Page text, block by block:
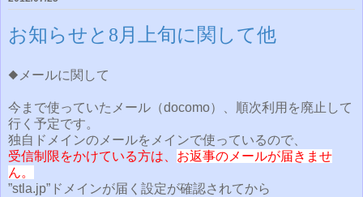
お知らせと8月上旬に関して他
◆メールに関して
今まで使っていたメール（docomo）、順次利用を廃止して
行く予定です。
独自ドメインのメールをメインで使っているので、
受信制限をかけている方は、 お返事のメールが届きませ
ん。
”stla.jp”ドメインが届く設定が確認されてから